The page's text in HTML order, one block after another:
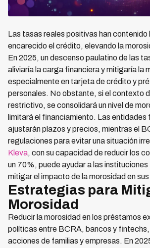
Las tasas reales positivas han contenido
encarecido el crédito, elevando la
En 2025, un descenso paulatino de las
aliviaría la carga financiera y mitigaría la
especialmente en tarjeta de crédito y
personales. No obstante, si el contexto
restrictivo, se consolidará un nivel de
limitará el financiamiento. Las entidades
ajustarán plazos y precios, mientras el
regulaciones para evitar una situación
Kleva, con su capacidad de reducir los
un 70%, puede ayudar a las
mitigar el impacto de la morosidad en
Estrategias para
Morosidad
Reducir la morosidad en los préstamos
políticas entre BCRA, bancos y
acciones de familias y empresas. En